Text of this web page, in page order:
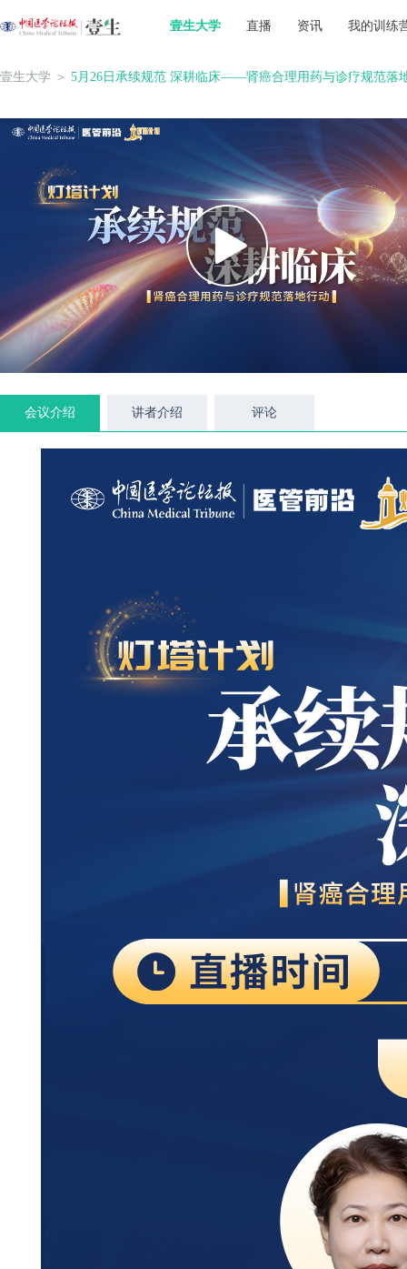
壹生大学 直播 资讯 我的训练
壹生大学 ＞ 5月26日承续规范 深耕临床——肾癌合理用药与诊疗规范落
会议介绍 讲者介绍 评论